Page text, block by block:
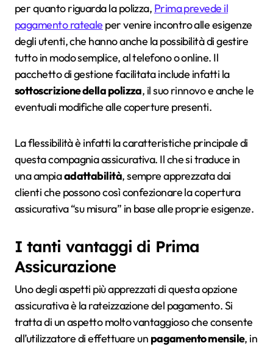
per quanto riguarda la polizza, Prima prevede il
pagamento rateale per venire incontro alle esigenze
degli utenti, che hanno anche la possibilità di gestire
tutto in modo semplice, al telefono o online. Il
pacchetto di gestione facilitata include infatti la
sottoscrizione della polizza, il suo rinnovo e anche le
eventuali modifiche alle coperture presenti.
La flessibilità è infatti la caratteristiche principale di
questa compagnia assicurativa. Il che si traduce in
una ampiaadattabilità, sempre apprezzata dai
clienti che possono così confezionare la copertura
assicurativa “su misura” in base alle proprie esigenze.
I tanti vantaggi di Prima
Assicurazione
Uno degli aspetti più apprezzati di questa opzione
assicurativa è la rateizzazione del pagamento. Si
tratta di un aspetto molto vantaggioso che consente
all’utilizzatore di effettuare un pagamento mensile, in